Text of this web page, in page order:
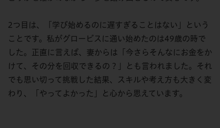
2つ目は、「学び始めるのに遅すぎることはない」という
ことです。私がグロービスに通い始めたのは49歳の時で
した。正直に言えば、妻からは「今さらそんなにお金をか
けて、その分を回収できるの？」とも言われました。それ
でも思い切って挑戦した結果、スキルや考え方も大きく変
わり、「やってよかった」と心から思えています。